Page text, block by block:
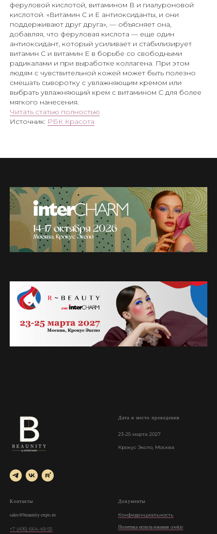
феруловой кислотой, витамином В и гиалуроновой
кислотой. «Витамин С и Е антиоксиданты, и они
поддерживают друг друга», — объясняет она,
добавляя, что феруловая кислота — еще один
антиоксидант, который усиливает и стабилизирует
витамин С и витамин Е в борьбе со свободными
радикалами и при выработке коллагена. При этом
людям с чувствительной кожей может быть полезно
смешать сыворотку с увлажняющим кремом или
выбрать увлажняющий крем с витамином С для более
мягкого нанесения.
Читать статью полностью
Источник: РБК Красота
Дата и место проведения
23-25 марта 2027
Крокус Экспо, Москва
Контакты
sales@beaunity-expo.ru
+7 (495) 664-49-55
Документы
Конфиденциальность
Политика использования cookie